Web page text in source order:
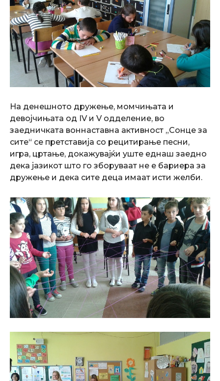
На денешното дружење, момчињата и
девојчињата од IV и V одделение, во
заедничката воннаставна активност „Сонце за
сите“ се претставија со рецитирање песни,
игра, цртање, докажувајќи уште еднаш заедно
дека јазикот што го зборуваат не е бариера за
дружење и дека сите деца имаат исти желби.